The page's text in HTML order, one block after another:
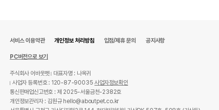
서비스 이용약관 개인정보 처리방침 입점/제휴 문의 공지사항
PC버전으로 보기
주식회사 어바웃펫
대표자명 : 나옥귀
사업자 등록번호 : 120-87-90035사업자정보확인
통신판매업신고번호 : 제 2025-서울금천-2382호
개인정보관리자 : 김원규 hello@aboutpet.co.kr